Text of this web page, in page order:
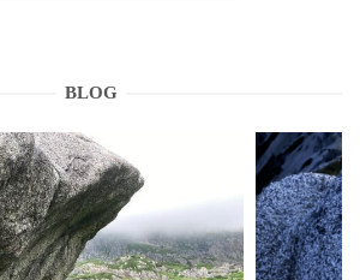
BLOG